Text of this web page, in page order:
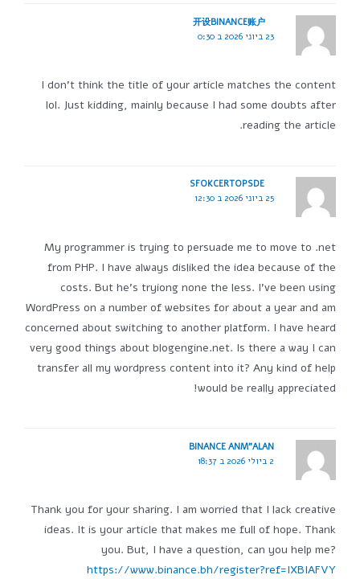
开设BINANCE账户
23 ביוני 2026 ב 0:30
I don't think the title of your article matches the content
lol. Just kidding, mainly because I had some doubts after
reading the article.
SFOKCERTOPSDE
25 ביוני 2026 ב 12:30
My programmer is trying to persuade me to move to .net
from PHP. I have always disliked the idea because of the
costs. But he's tryiong none the less. I've been using
WordPress on a number of websites for about a year and am
concerned about switching to another platform. I have heard
very good things about blogengine.net. Is there a way I can
transfer all my wordpress content into it? Any kind of help
would be really appreciated!
BINANCE ANM"ALAN
2 ביולי 2026 ב 18:37
Thank you for your sharing. I am worried that I lack creative
ideas. It is your article that makes me full of hope. Thank
you. But, I have a question, can you help me?
https://www.binance.bh/register?ref=IXBIAFVY